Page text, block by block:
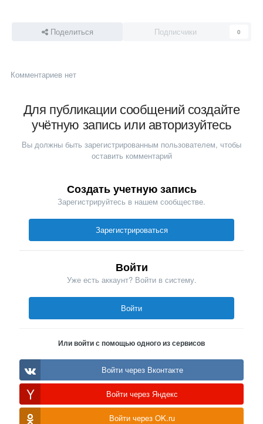
Поделиться Подписчики 0
Комментариев нет
Для публикации сообщений создайте
учётную запись или авторизуйтесь
Вы должны быть зарегистрированным пользователем, чтобы
оставить комментарий
Создать учетную запись
Зарегистрируйтесь в нашем сообществе.
Зарегистрироваться
Войти
Уже есть аккаунт? Войти в систему.
Войти
Или войти с помощью одного из сервисов
Войти через Вконтакте
Войти через Яндекс
Войти через OK.ru